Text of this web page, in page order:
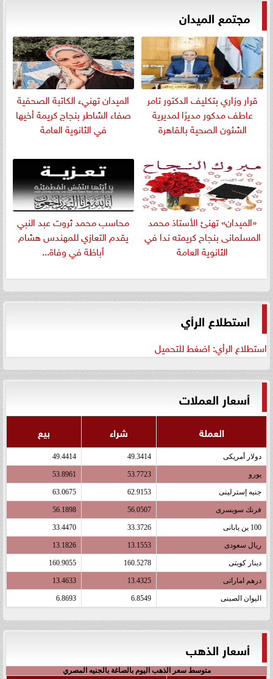
مجتمع الميدان
قرار وزاري بتكليف الدكتور تامر
عاطف مدكور مديرًا لمديرية
الشئون الصحية بالقاهرة
الميدان تهنيء الكاتبة الصحفية
صفاء الشاطر بنجاج كريمة أخيها
في الثانوية العامة
«الميدان» تهنئ الأستاذ محمد
المسلمانى بنجاح كريمته ندا في
الثانوية العامة
​محاسب محمد ثروت عبد النبي
يقدم التعازي للمهندس هشام
أباظة في وفاة...
استطلاع الرأي
استطلاع الرأي: اضغط للتحميل
أسعار العملات
العملة شراء بيع
دولار أمريكى 49.3414
49.4414
يورو 53.7723
53.8961
جنيه إسترلينى 62.9153
63.0675
فرنك سويسرى 56.0507
56.1898
100 ين يابانى 33.3726
33.4470
ريال سعودى 13.1553
13.1826
دينار كويتى 160.5278
160.9055
درهم اماراتى 13.4325
13.4633
اليوان الصينى 6.8549
6.8693
أسعار الذهب
متوسط سعر الذهب اليوم بالصاغة بالجنيه المصري